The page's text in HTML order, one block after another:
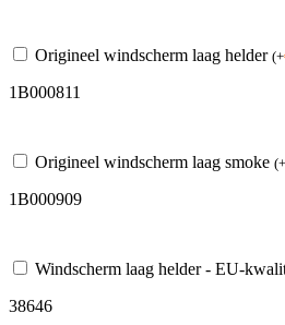
Origineel windscherm laag helder (+
1B000811
Origineel windscherm laag smoke (+
1B000909
Windscherm laag helder - EU-
38646